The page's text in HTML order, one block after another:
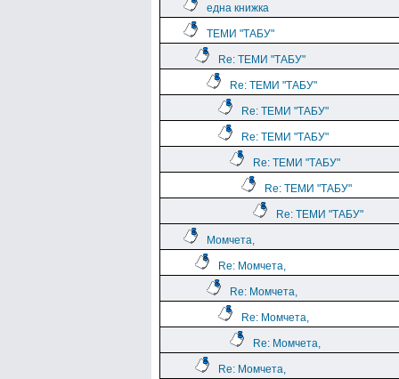
една книжка
ТЕМИ "ТАБУ"
Re: ТЕМИ "ТАБУ"
Re: ТЕМИ "ТАБУ"
Re: ТЕМИ "ТАБУ"
Re: ТЕМИ "ТАБУ"
Re: ТЕМИ "ТАБУ"
Re: ТЕМИ "ТАБУ"
Re: ТЕМИ "ТАБУ"
Момчета,
Re: Момчета,
Re: Момчета,
Re: Момчета,
Re: Момчета,
Re: Момчета,